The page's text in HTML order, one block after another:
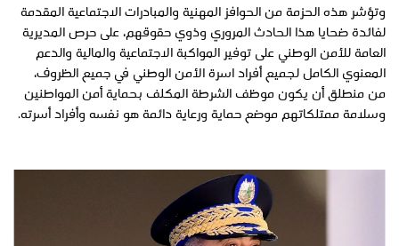
وتؤشر هذه الحزمة من الحوافز المهنية والمبادرات الاجتماعية المقدمة
لفائدة ضحايا هذا الحادث المروري وذوي حقوقهم، على حرص المديرية
العامة للأمن الوطني على توفير المواكبة الاجتماعية والمالية والدعم
المعنوي الكامل لجميع أفراد اسرة الأمن الوطني في جميع الظروف،
من منطلق أن يكون موظف الشرطة المكلف بحماية أمن المواطنين
وسلامة ممتلكاتهم موضع حماية ورعاية دائمة هو نفسه وأفراد أسرته.